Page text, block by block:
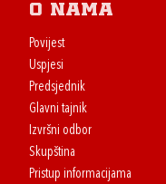
O nama
Povijest
Uspjesi
Predsjednik
Glavni tajnik
Izvršni odbor
Skupština
Pristup informacijama